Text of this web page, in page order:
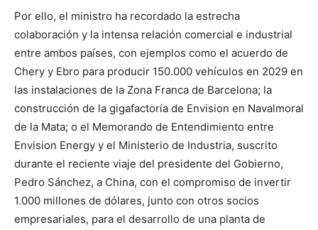
Por ello, el ministro ha recordado la estrecha
colaboración y la intensa relación comercial e industrial
entre ambos países, con ejemplos como el acuerdo de
Chery y Ebro para producir 150.000 vehículos en 2029 en
las instalaciones de la Zona Franca de Barcelona; la
construcción de la gigafactoría de Envision en Navalmoral
de la Mata; o el Memorando de Entendimiento entre
Envision Energy y el Ministerio de Industria, suscrito
durante el reciente viaje del presidente del Gobierno,
Pedro Sánchez, a China, con el compromiso de invertir
1.000 millones de dólares, junto con otros socios
empresariales, para el desarrollo de una planta de